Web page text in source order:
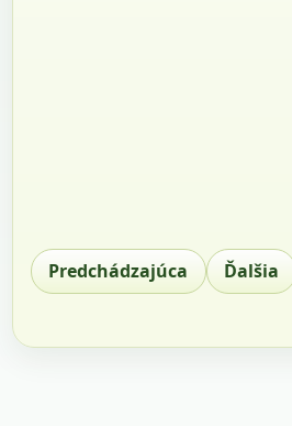
Predchádzajúca Ďalšia